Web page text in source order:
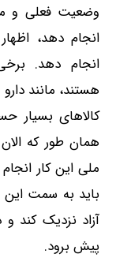
وضعیت فعلی و
انجام دهد،
انجام دهد.
هستند، مانند
کالاهای بسیار
همان طور که
ملی این کار
باید به سمت این
آزاد نزدیک
پیش برود.